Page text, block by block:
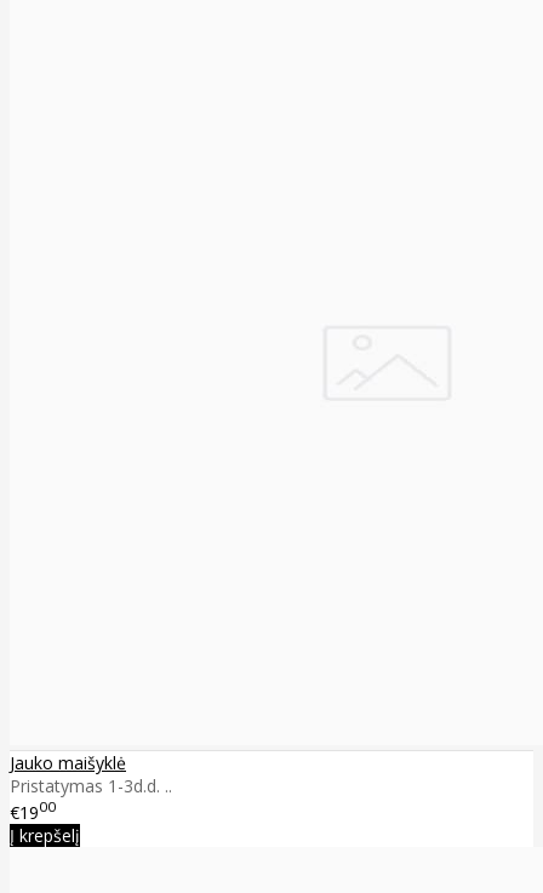
Jauko maišyklė
Pristatymas 1-3d.d. ..
€1900
Į krepšelį